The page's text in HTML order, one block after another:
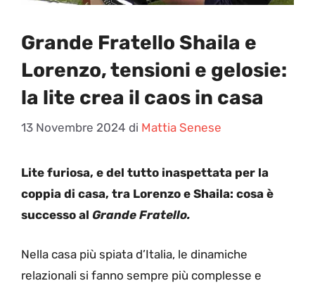
Grande Fratello Shaila e
Lorenzo, tensioni e gelosie:
la lite crea il caos in casa
13 Novembre 2024 di Mattia Senese
Lite furiosa, e del tutto inaspettata per la
coppia di casa, tra Lorenzo e Shaila: cosa è
successo al Grande Fratello.
Nella casa più spiata d’Italia, le dinamiche
relazionali si fanno sempre più complesse e